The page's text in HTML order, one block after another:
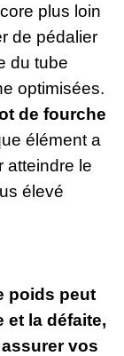
plus loin
de pédalier
du tube
optimisées.
de fourche
élément a
atteindre le
élevé
poids peut
et la défaite,
vos